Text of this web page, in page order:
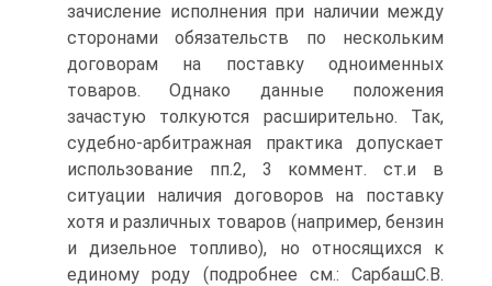
зачисление исполнения при наличии между
сторонами обязательств по нескольким
договорам на поставку одноименных
товаров. Однако данные положения
зачастую толкуются расширительно. Так,
судебно-арбитражная практика допускает
использование пп.2, 3 коммент. ст.и в
ситуации наличия договоров на поставку
хотя и различных товаров (например, бензин
и дизельное топливо), но относящихся к
единому роду (подробнее см.: СарбашС.В.